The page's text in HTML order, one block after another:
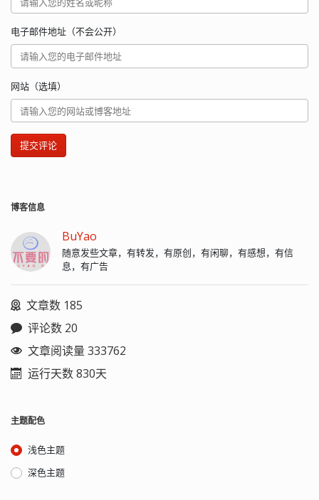
电子邮件地址（不会公开）
网站（选填）
提交评论
博客信息
BuYao
随意发些文章，有转发，有原创，有闲聊，有感想，有信
息，有广告
文章数 185
评论数 20
文章阅读量 333762
运行天数 830天
主题配色
浅色主题
深色主题